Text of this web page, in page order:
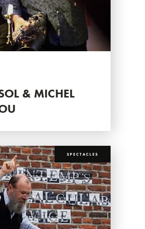
& MICHEL
SPECTACLES